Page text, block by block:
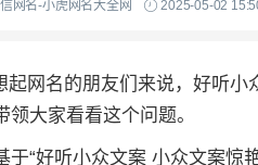
网名-小虎网名大全网 2025-05-02
起网名的朋友们来说，好听小
大家看看这个问题。
“好听小众文案 小众文案惊